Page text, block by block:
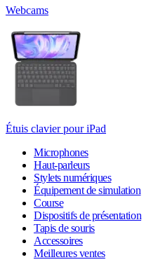
Webcams
Étuis clavier pour iPad
Microphones
Haut-parleurs
Stylets numériques
Équipement de simulation
Course
Dispositifs de présentation
Tapis de souris
Accessoires
Meilleures ventes